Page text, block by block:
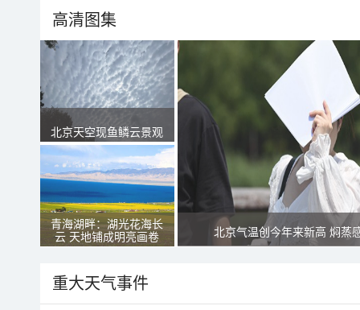
高清图集
北京天空现鱼鳞云景观
青海湖畔：湖光花海长
云 天地铺成明亮画卷
北京气温创今年来新高 焖蒸
重大天气事件